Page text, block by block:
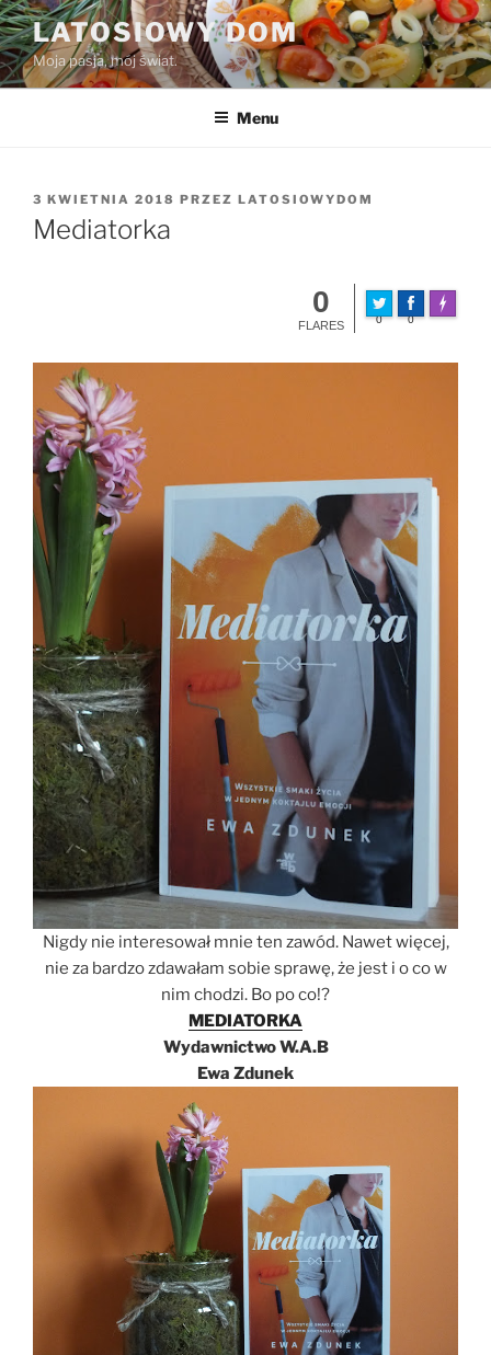
Przejdź
do
treści
LATOSIOWY DOM
Moja pasja, mój świat.
Menu
OPUBLIKOWANE
W
3 KWIETNIA 2018 PRZEZ LATOSIOWYDOM
Mediatorka
0
FLARES 0 0
Made with
Nigdy nie interesował mnie ten zawód. Nawet więcej,
nie za bardzo zdawałam sobie sprawę, że jest i o co w
nim chodzi. Bo po co!?
MEDIATORKA
Wydawnictwo W.A.B
Ewa Zdunek